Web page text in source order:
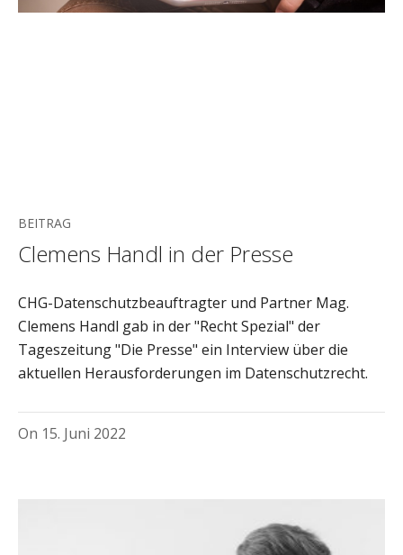
BEITRAG
Clemens Handl in der Presse
CHG-Datenschutzbeauftragter und Partner Mag.
Clemens Handl gab in der "Recht Spezial" der
Tageszeitung "Die Presse" ein Interview über die
aktuellen Herausforderungen im Datenschutzrecht.
On 15. Juni 2022